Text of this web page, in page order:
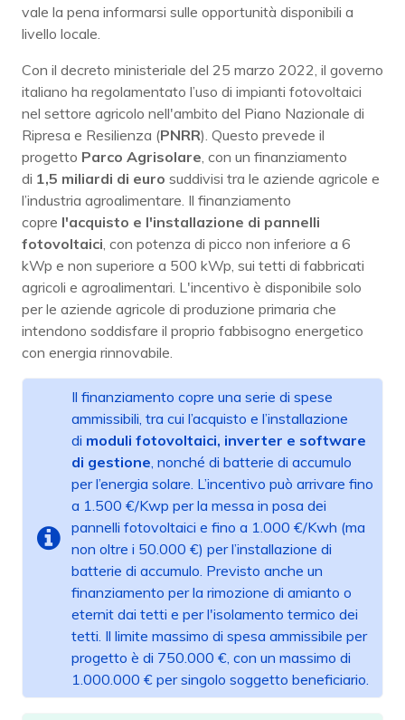
vale la pena informarsi sulle opportunità disponibili a
livello locale.
Con il decreto ministeriale del 25 marzo 2022, il governo
italiano ha regolamentato l’uso di impianti fotovoltaici
nel settore agricolo nell'ambito del Piano Nazionale di
Ripresa e Resilienza (PNRR). Questo prevede il
progetto Parco Agrisolare , con un finanziamento
di 1,5 miliardi di euro suddivisi tra le aziende agricole e
l’industria agroalimentare. Il finanziamento
copre l'acquisto e l'installazione di pannelli
fotovoltaici , con potenza di picco non inferiore a 6
kWp e non superiore a 500 kWp, sui tetti di fabbricati
agricoli e agroalimentari. L'incentivo è disponibile solo
per le aziende agricole di produzione primaria che
intendono soddisfare il proprio fabbisogno energetico
con energia rinnovabile.
Il finanziamento copre una serie di spese
ammissibili, tra cui l’acquisto e l’installazione
di moduli fotovoltaici, inverter e software
di gestione , nonché di batterie di accumulo
per l’energia solare. L’incentivo può arrivare fino
a 1.500 €/Kwp per la messa in posa dei
pannelli fotovoltaici e fino a 1.000 €/Kwh (ma
non oltre i 50.000 €) per l’installazione di
batterie di accumulo. Previsto anche un
finanziamento per la rimozione di amianto o
eternit dai tetti e per l'isolamento termico dei
tetti. Il limite massimo di spesa ammissibile per
progetto è di 750.000 €, con un massimo di
1.000.000 € per singolo soggetto beneficiario.